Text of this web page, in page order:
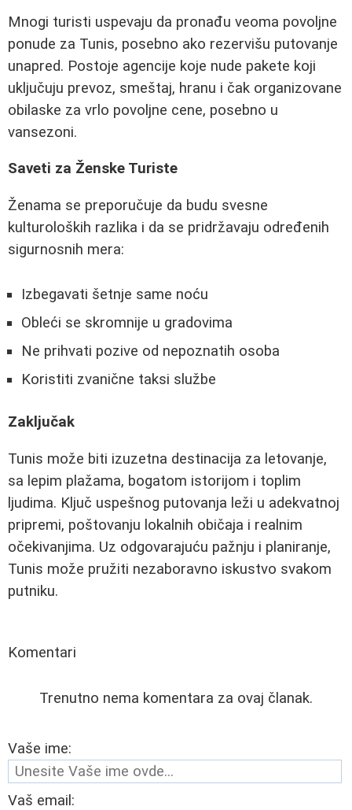
Mnogi turisti uspevaju da pronađu veoma povoljne
ponude za Tunis, posebno ako rezervišu putovanje
unapred. Postoje agencije koje nude pakete koji
uključuju prevoz, smeštaj, hranu i čak organizovane
obilaske za vrlo povoljne cene, posebno u
vansezoni.
Saveti za Ženske Turiste
Ženama se preporučuje da budu svesne
kulturoloških razlika i da se pridržavaju određenih
sigurnosnih mera:
Izbegavati šetnje same noću
Obleći se skromnije u gradovima
Ne prihvati pozive od nepoznatih osoba
Koristiti zvanične taksi službe
Zaključak
Tunis može biti izuzetna destinacija za letovanje,
sa lepim plažama, bogatom istorijom i toplim
ljudima. Ključ uspešnog putovanja leži u adekvatnoj
pripremi, poštovanju lokalnih običaja i realnim
očekivanjima. Uz odgovarajuću pažnju i planiranje,
Tunis može pružiti nezaboravno iskustvo svakom
putniku.
Komentari
Trenutno nema komentara za ovaj članak.
Vaše ime:
Vaš email: